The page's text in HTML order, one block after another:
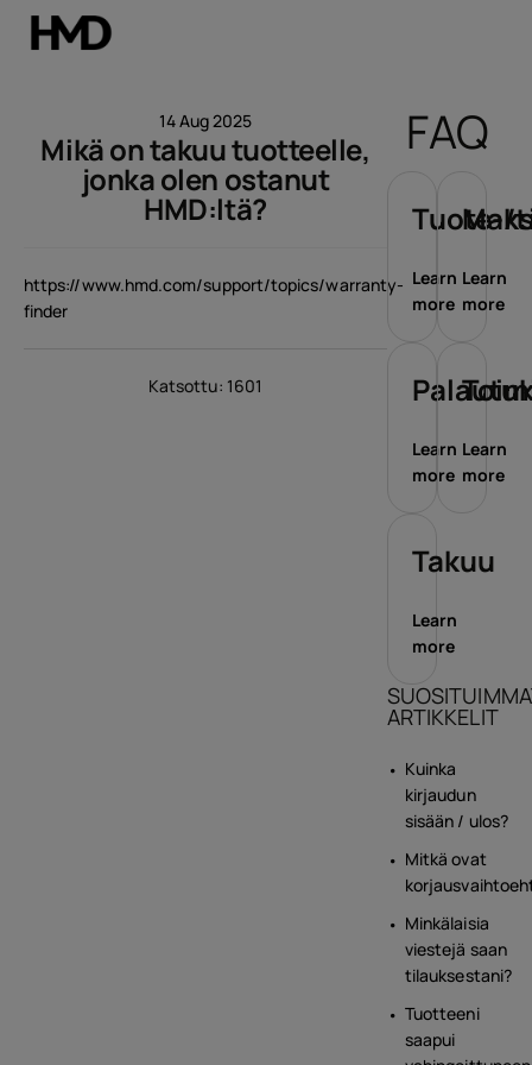
Smartphones
Perinteiset puhelimet
Lisävarusteet
14 Aug 2025
Mikä on takuu tuotteelle,
jonka olen ostanut
HMD:ltä?
https://www.hmd.com/support/topics/warranty-
finder
Katsottu: 1601
FAQ
Tuote-/
Learn
more
Learn
more
Learn
more
Learn
more
Takuu
Learn
more
ARTIKKELIT
Kuinka
kirjaudun
sisään / ulos?
Mitkä ovat
Minkälaisia
viestejä saan
tilauksestani?
Tuotteeni
saapui